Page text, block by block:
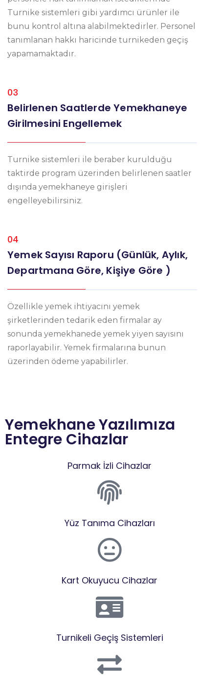
Turnike sistemleri gibi yardımcı ürünler ile
bunu kontrol altına alabilmektedirler. Personel
tanımlanan hakkı haricinde turnikeden geçiş
yapamamaktadır.
03
Belirlenen Saatlerde Yemekhaneye
Girilmesini Engellemek
Turnike sistemleri ile beraber kurulduğu
taktirde program üzerinden belirlenen saatler
dışında yemekhaneye girişleri
engelleyebilirsiniz.
04
Yemek Sayısı Raporu (Günlük, Aylık,
Departmana Göre, Kişiye Göre )
Özellikle yemek ihtiyacını yemek
şirketlerinden tedarik eden firmalar ay
sonunda yemekhanede yemek yiyen sayısını
raporlayabilir. Yemek firmalarına bunun
üzerinden ödeme yapabilirler.
Yemekhane Yazılımıza
Entegre Cihazlar
Parmak İzli Cihazlar
Yüz Tanıma Cihazları
Kart Okuyucu Cihazlar
Turnikeli Geçiş Sistemleri